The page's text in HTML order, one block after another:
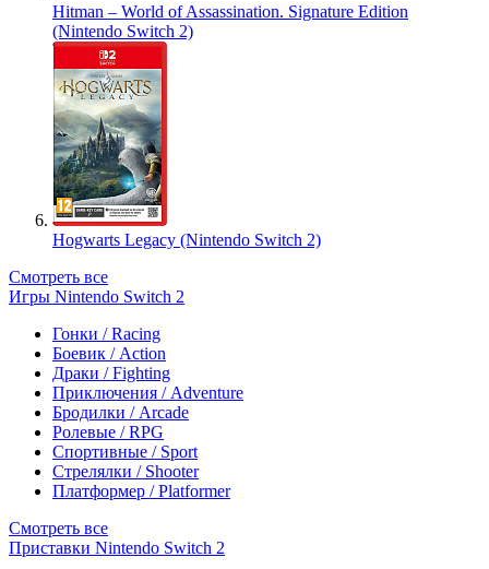
Hitman – World of Assassination. Signature Edition
(Nintendo Switch 2)
Hogwarts Legacy (Nintendo Switch 2)
Смотреть все
Игры Nintendo Switch 2
Гонки / Racing
Боевик / Action
Драки / Fighting
Приключения / Adventure
Бродилки / Arcade
Ролевые / RPG
Спортивные / Sport
Стрелялки / Shooter
Платформер / Platformer
Смотреть все
Приставки Nintendo Switch 2